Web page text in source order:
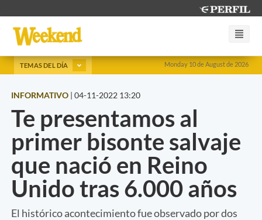
Monday 10 de August de 2026
TEMAS DEL DÍA
INFORMATIVO | 04-11-2022 13:20
Te presentamos al
primer bisonte salvaje
que nació en Reino
Unido tras 6.000 años
El histórico acontecimiento fue observado por dos